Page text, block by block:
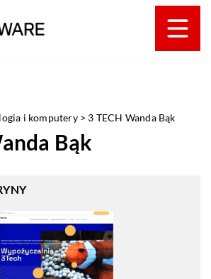
i komputery> 3 TECH Wanda Bąk
Bąk